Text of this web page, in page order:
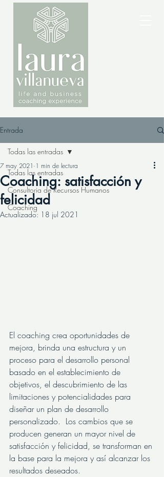
Entrada
Todas las entradas
Consultoria de Recursos Humanos
Coaching
Todas las entradas
Coaching: satisfacción y
felicidad
7 may 2021 1 min de lectura
Actualizado: 18 jul 2021
El coaching crea oportunidades de
mejora, brinda una estructura y un
proceso para el desarrollo personal
basado en el establecimiento de
objetivos, el descubrimiento de las
limitaciones y potencialidades para
diseñar un plan de desarrollo
personalizado.  Los cambios que se
producen generan un mayor nivel de
satisfacción y felicidad, se transforman en
la base para la mejora y así alcanzar los
resultados deseados.